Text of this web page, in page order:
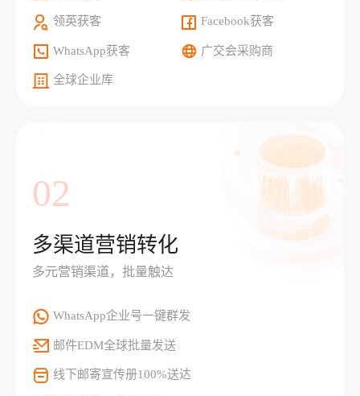
领英获客 Facebook获客
WhatsApp获客 广交会采购商
全球企业库
02
多渠道营销转化
多元营销渠道，批量触达
WhatsApp企业号一键群发
邮件EDM全球批量发送
线下邮寄宣传册100%送达